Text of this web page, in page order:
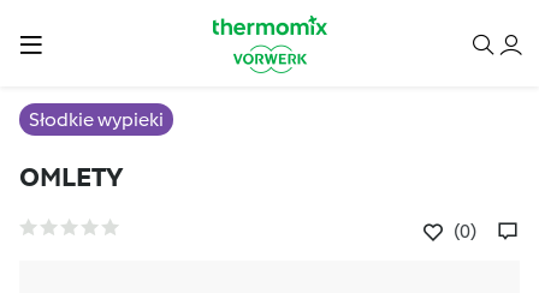
Słodkie wypieki
OMLETY
(0)